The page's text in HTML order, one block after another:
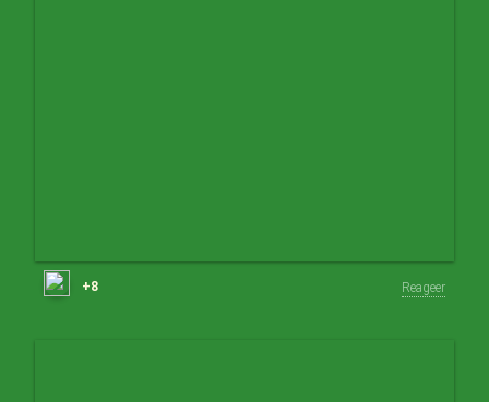
+8 Reageer